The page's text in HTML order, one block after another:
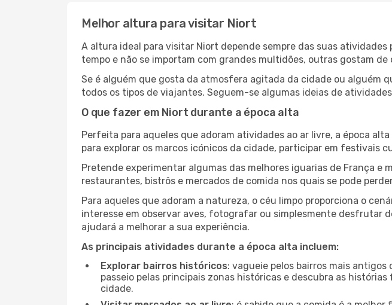
Melhor altura para visitar Niort
A altura ideal para visitar Niort depende sempre das suas
tempo e não se importam com grandes multidões, outras gostam
Se é alguém que gosta da atmosfera agitada da cidade ou alguém
todos os tipos de viajantes. Seguem-se algumas ideias de
O que fazer em Niort durante a época alta
Perfeita para aqueles que adoram atividades ao ar livre, a época
para explorar os marcos icónicos da cidade, participar em festivais
Pretende experimentar algumas das melhores iguarias de França
restaurantes, bistrôs e mercados de comida nos quais se pode
Para aqueles que adoram a natureza, o céu limpo proporciona o
interesse em observar aves, fotografar ou simplesmente desfrutar
ajudará a melhorar a sua experiência.
As principais atividades durante a época alta incluem:
Explorar bairros históricos: vagueie pelos bairros mais
passeio pelas principais zonas históricas e descubra as
cidade.